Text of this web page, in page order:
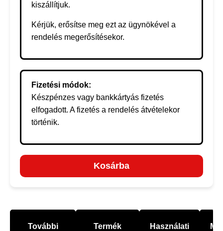
kiszállítjuk.
Kérjük, erősítse meg ezt az ügynökével a
rendelés megerősítésekor.
Fizetési módok:
Készpénzes vagy bankkártyás fizetés
elfogadott. A fizetés a rendelés átvételekor
történik.
Kosárba
További
Termék
Használati